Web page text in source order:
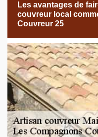
Les avantages de
couvreur local
Couvreur 25